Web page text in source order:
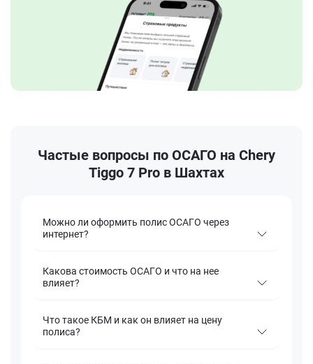
Частые вопросы по ОСАГО на Chery
Tiggo 7 Pro в Шахтах
Можно ли оформить полис ОСАГО через
интернет?
Какова стоимость ОСАГО и что на нее
влияет?
Что такое КБМ и как он влияет на цену
полиса?